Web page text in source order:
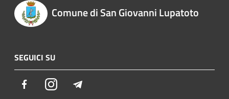
Comune di San Giovanni Lupatoto
SEGUICI SU
FacebookInstagram